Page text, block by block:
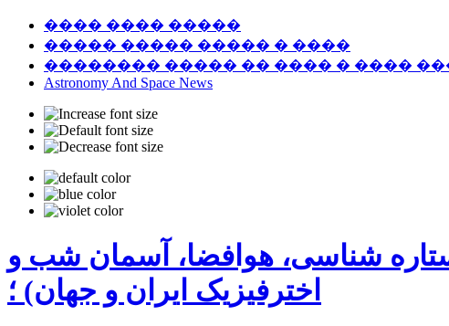
���� ���� �����
����� ����� ����� � ����
�������� ����� �� ���� � ����
Astronomy And Space News
شناسی، هوافضا، آسمان شب و
اخترفیزیک ایران و جهان) ؛